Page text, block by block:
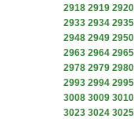
2918 2919 2920
2933 2934 2935
2948 2949 2950
2963 2964 2965
2978 2979 2980
2993 2994 2995
3008 3009 3010
3023 3024 3025